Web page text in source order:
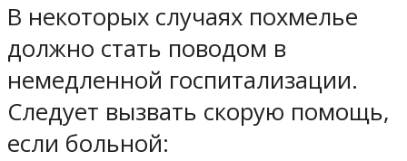
В некоторых случаях похмелье
должно стать поводом в
немедленной госпитализации.
Следует вызвать скорую помощь,
если больной: